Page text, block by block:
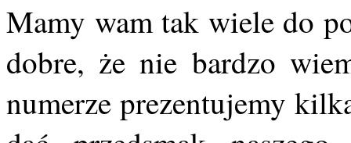
Mamy wam tak wiele do
dobre, że nie bardzo
numerze prezentujemy